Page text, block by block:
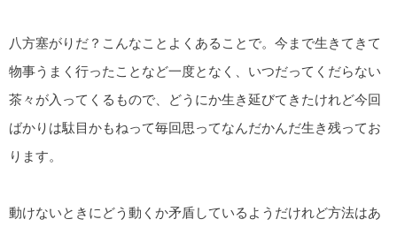
八方塞がりだ？こんなことよくあることで。今まで生きてきて
物事うまく行ったことなど一度となく、いつだってくだらない
茶々が入ってくるもので、どうにか生き延びてきたけれど今回
ばかりは駄目かもねって毎回思ってなんだかんだ生き残ってお
ります。
動けないときにどう動くか矛盾しているようだけれど方法はあ